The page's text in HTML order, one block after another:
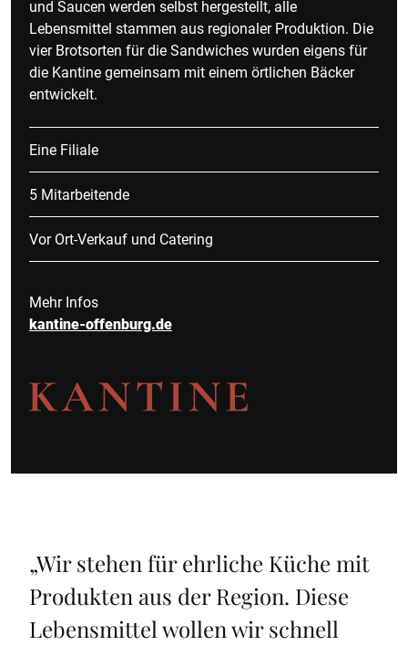
und Saucen werden selbst hergestellt, alle
Lebensmittel stammen aus regionaler Produktion. Die
vier Brotsorten für die Sandwiches wurden eigens für
die Kantine gemeinsam mit einem örtlichen Bäcker
entwickelt.
Eine Filiale
5 Mitarbeitende
Vor Ort-Verkauf und Catering
Mehr Infos
kantine-offenburg.de
„Wir stehen für ehrliche Küche mit
Produkten aus der Region. Diese
Lebensmittel wollen wir schnell